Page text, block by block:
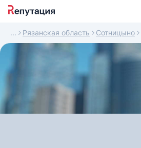
Рязанская область Сотницыно